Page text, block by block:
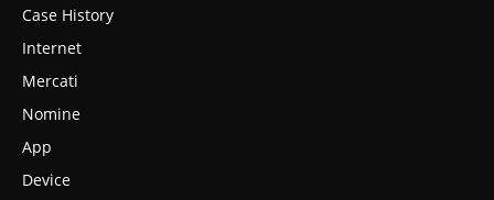
Case History
Internet
Mercati
Nomine
App
Device